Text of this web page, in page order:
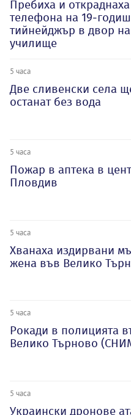
Пребиха и откраднаха
телефона на 19-
тийнейджър в двор на
училище
5 часа
Две сливенски села
останат без вода
5 часа
Пожар в аптека в
Пловдив
5 часа
Хванаха издирвани
жена във Велико
5 часа
Рокади в полицията
Велико Търново
5 часа
Украински дронове